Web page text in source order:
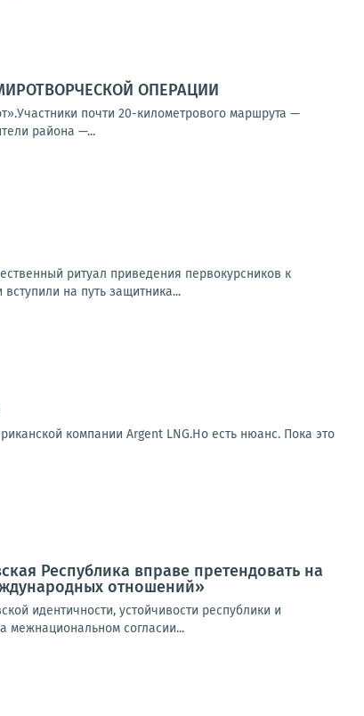
ОПЕРАЦИИ
почти 20-километрового маршрута —
района —...
ритуал приведения первокурсников к
на путь защитника...
компании Argent LNG.Но есть нюанс. Пока это
Республика вправе претендовать на
отношений»
идентичности, устойчивости республики и
межнациональном согласии...